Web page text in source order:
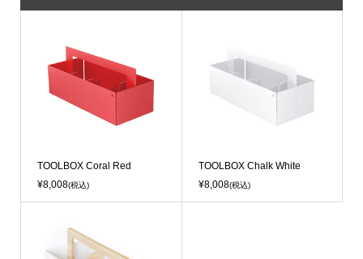
TOOLBOX Coral Red
¥8,008(税込)
TOOLBOX Chalk White
¥8,008(税込)